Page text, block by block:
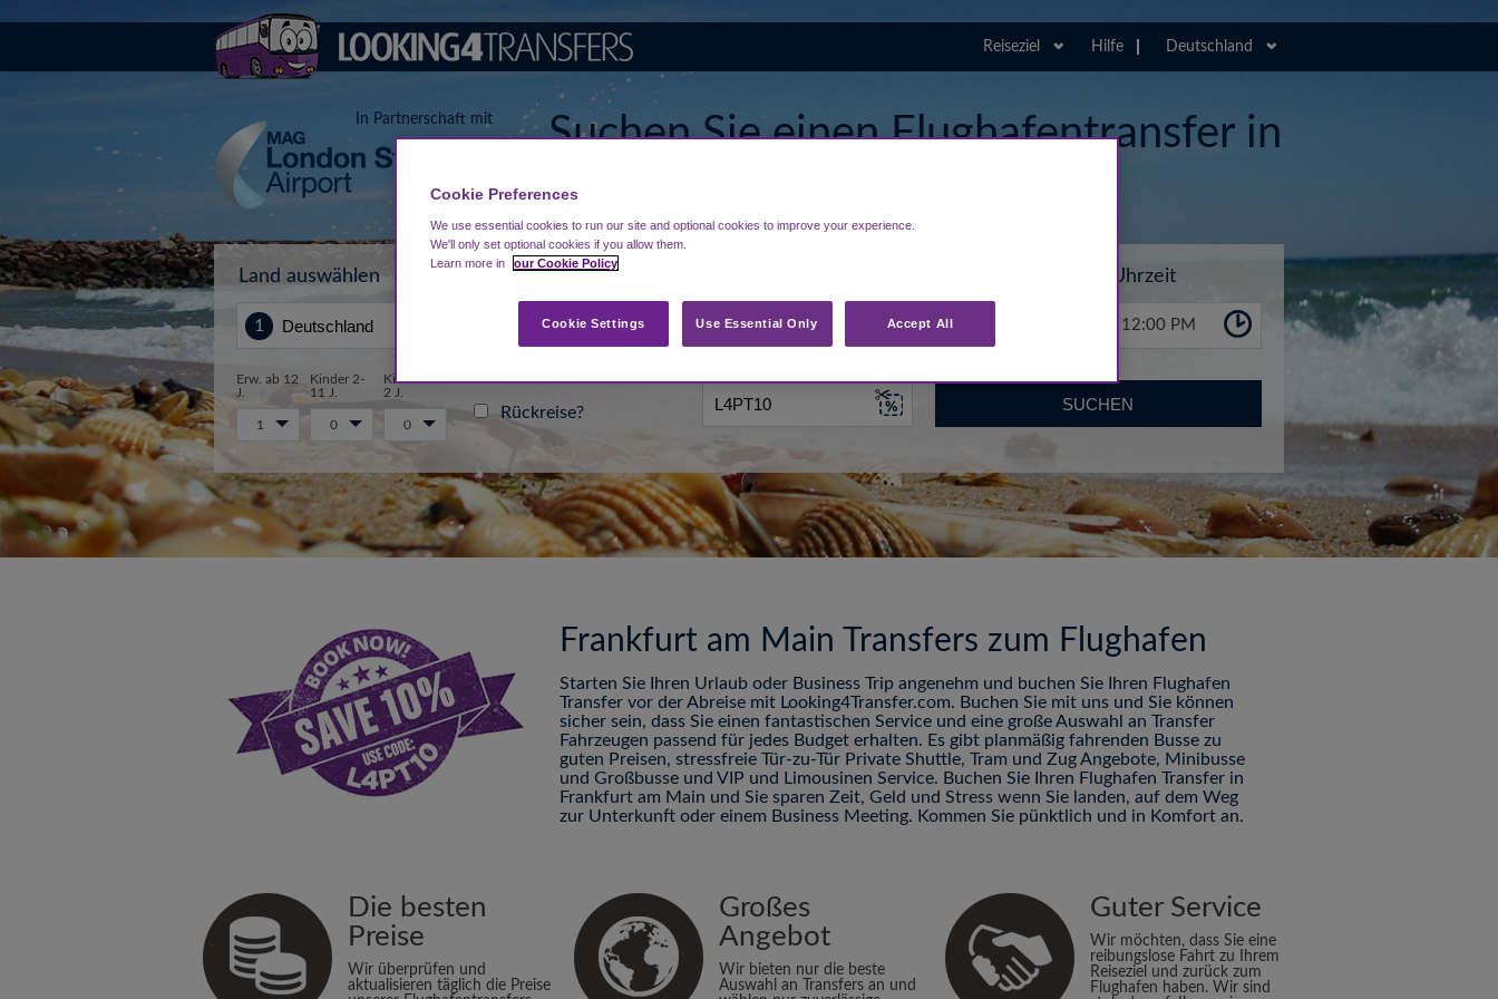
Reiseziel Hilfe Deutschland
In Partnerschaft mit
Suchen Sie einen Flughafentransfer in
Land auswählen Von... Uhrzeit
12:00 PM
Erw. ab 12
J.
Kinder 2-
11 J.
Kinder 0-
2 J.
1 0 0
Rückreise? SUCHEN
Frankfurt am Main Transfers zum Flughafen
Starten Sie Ihren Urlaub oder Business Trip angenehm und buchen Sie Ihren Flughafen
Transfer vor der Abreise mit Looking4Transfer.com. Buchen Sie mit uns und Sie können
sicher sein, dass Sie einen fantastischen Service und eine große Auswahl an Transfer
Fahrzeugen passend für jedes Budget erhalten. Es gibt planmäßig fahrenden Busse zu
guten Preisen, stressfreie Tür-zu-Tür Private Shuttle, Tram und Zug Angebote, Minibusse
und Großbusse und VIP und Limousinen Service. Buchen Sie Ihren Flughafen Transfer in
Frankfurt am Main und Sie sparen Zeit, Geld und Stress wenn Sie landen, auf dem Weg
zur Unterkunft oder einem Business Meeting. Kommen Sie pünktlich und in Komfort an.
Die besten
Preise
Wir überprüfen und
aktualisieren täglich die Preise
Großes
Angebot
Wir bieten nur die beste
Auswahl an Transfers an und
Guter Service
Wir möchten, dass Sie eine
reibungslose Fahrt zu Ihrem
Reiseziel und zurück zum
Flughafen haben. Wir sind
Cookie Preferences
We use essential cookies to run our site and optional cookies to improve your experience.
We'll only set optional cookies if you allow them.
Learn more in
our Cookie Policy
Use Essential Only Accept All
Cookie Settings